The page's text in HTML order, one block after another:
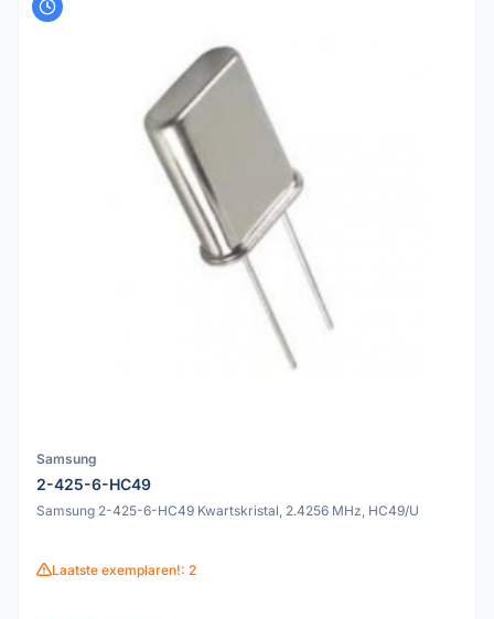
Samsung
2-425-6-HC49
Samsung 2-425-6-HC49 Kwartskristal, 2.4256 MHz, HC49/U
Laatste exemplaren!: 2